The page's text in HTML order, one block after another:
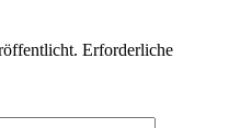
Erforderliche